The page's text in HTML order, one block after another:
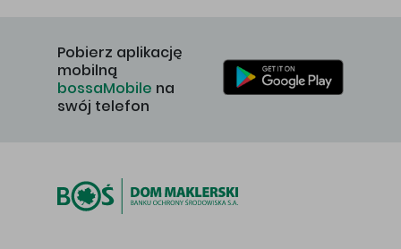
Pobierz aplikację
mobilną
bossaMobile na
swój telefon